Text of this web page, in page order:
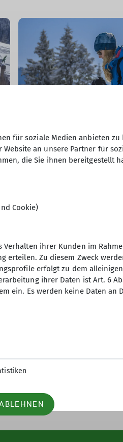
für soziale Medien anbieten
an unsere Partner für
die Sie ihnen bereitgestellt
Cookie)
ihrer Kunden im
erteilen. Zu diesem Zweck
erfolgt zu dem
ihrer Daten ist Art. 6
ein. Es werden keine Daten